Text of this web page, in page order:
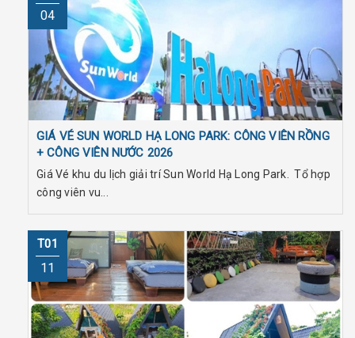
04
GIÁ VÉ SUN WORLD HẠ LONG PARK: CÔNG VIÊN RỒNG
+ CÔNG VIÊN NƯỚC 2026
Giá Vé khu du lịch giải trí Sun World Hạ Long Park. Tổ hợp
công viên vu...
T01
11